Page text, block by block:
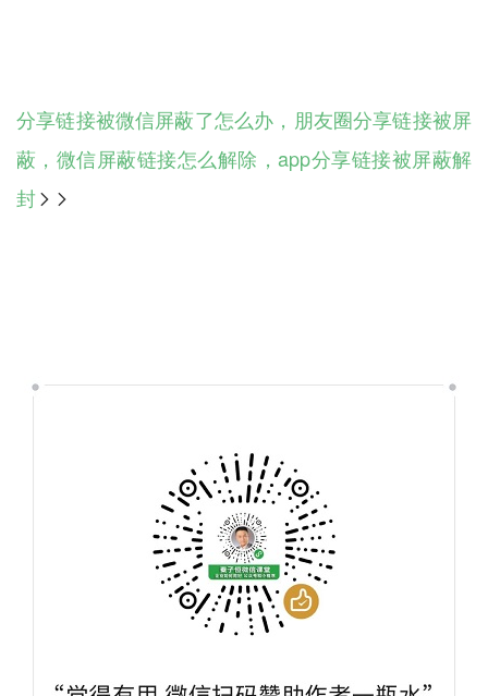
分享链接被微信屏蔽了怎么办，朋友圈分享链接被屏
蔽，微信屏蔽链接怎么解除，app分享链接被屏蔽解
封 